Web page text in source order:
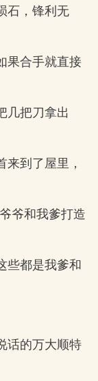
石，锋利无
果合手就直接
几把刀拿出
到了屋里，
爷和我爹打造
些都是我爹和
话的万大顺特